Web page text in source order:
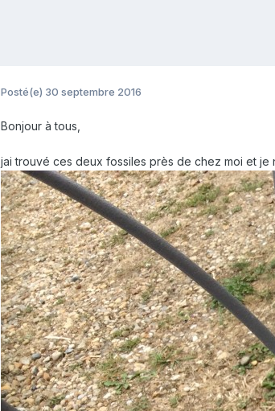
Posté(e) 30 septembre 2016
Bonjour à tous,
jai trouvé ces deux fossiles près de chez moi et